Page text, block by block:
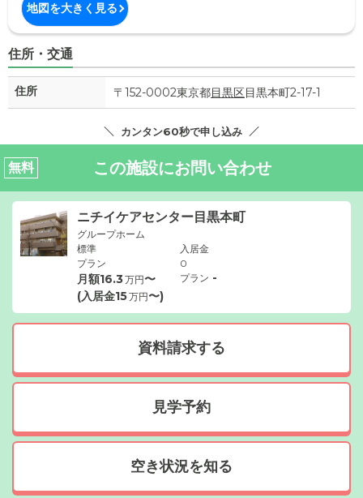
地図を大きく見る
住所・交通
住所 〒152-0002東京都目黒区目黒本町2-17-1
カンタン60秒で申し込み
無料 この施設にお問い合わせ
ニチイケアセンター目黒本町
グループホーム
標準
プラン
月額16.3万円〜
(入居金15万円〜)
入居金
0
プラン -
資料請求する
見学予約
空き状況を知る